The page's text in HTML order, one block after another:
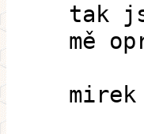
tak
mě
mirek